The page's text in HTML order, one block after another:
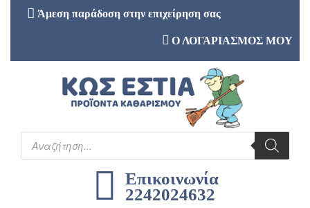
Άμεση παράδοση στην επιχείρηση σας
Ο ΛΟΓΑΡΙΑΣΜΟΣ ΜΟΥ
Επικοινωνία
2242024632